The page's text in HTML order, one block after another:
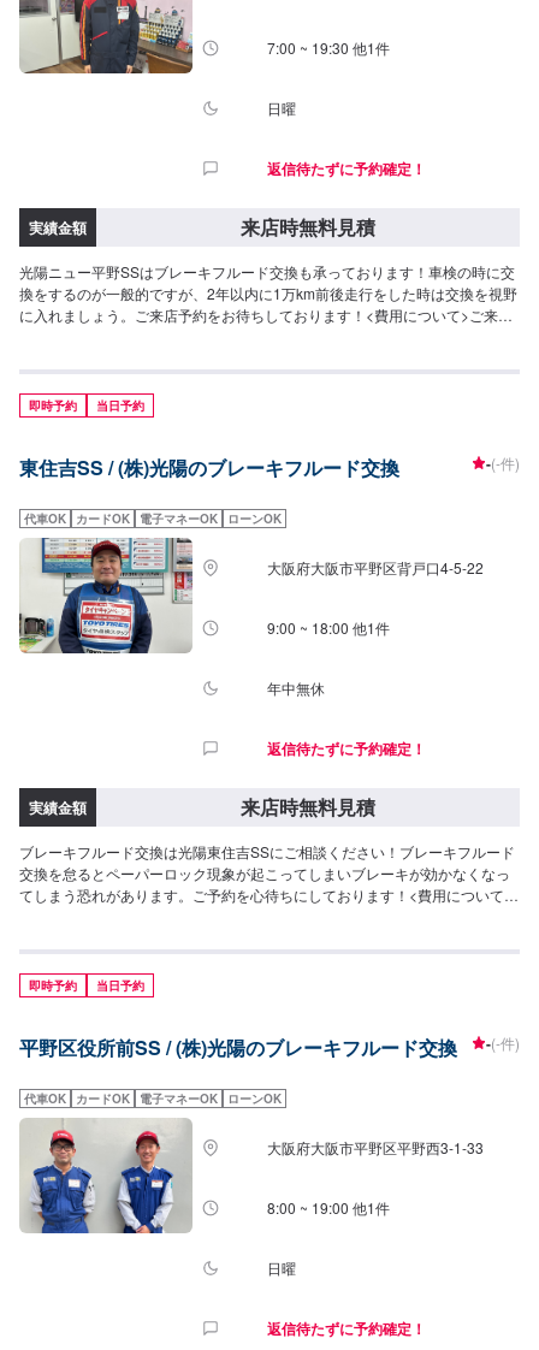
7:00 ~ 19:30 他1件
日曜
返信待たずに予約確定！
実績金額 来店時無料見積
光陽ニュー平野SSはブレーキフルード交換も承っております！車検の時に交
換をするのが一般的ですが、2年以内に1万km前後走行をした時は交換を視野
に入れましょう。ご来店予約をお待ちしております！<費用について>ご来店
即時予約 当日予約
東住吉SS / (株)光陽のブレーキフルード交換 -(-件)
代車OK カードOK 電子マネーOK ローンOK
大阪府大阪市平野区背戸口4-5-22
9:00 ~ 18:00 他1件
年中無休
返信待たずに予約確定！
実績金額 来店時無料見積
ブレーキフルード交換は光陽東住吉SSにご相談ください！ブレーキフルード
交換を怠るとペーパーロック現象が起こってしまいブレーキが効かなくなっ
てしまう恐れがあります。ご予約を心待ちにしております！<費用について>
即時予約 当日予約
平野区役所前SS / (株)光陽のブレーキフルード交換 -(-件)
代車OK カードOK 電子マネーOK ローンOK
大阪府大阪市平野区平野西3-1-33
8:00 ~ 19:00 他1件
日曜
返信待たずに予約確定！